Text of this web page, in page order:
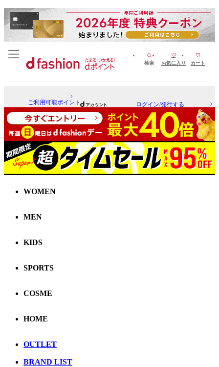
検索 お気に入り カート
ご利用可能ポイント ログイン/発行する
WOMEN
MEN
KIDS
SPORTS
COSME
HOME
OUTLET
BRAND LIST